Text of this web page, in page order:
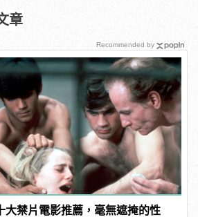
章
大禁片電影推薦，毫無遮掩的性
Recommended by